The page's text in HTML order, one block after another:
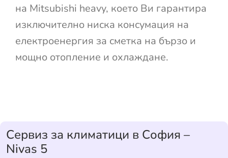
на Mitsubishi heavy, което Ви гарантира
изключително ниска консумация на
електроенергия за сметка на бързо и
мощно отопление и охлаждане.
Сервиз за климатици в София –
Nivas 5